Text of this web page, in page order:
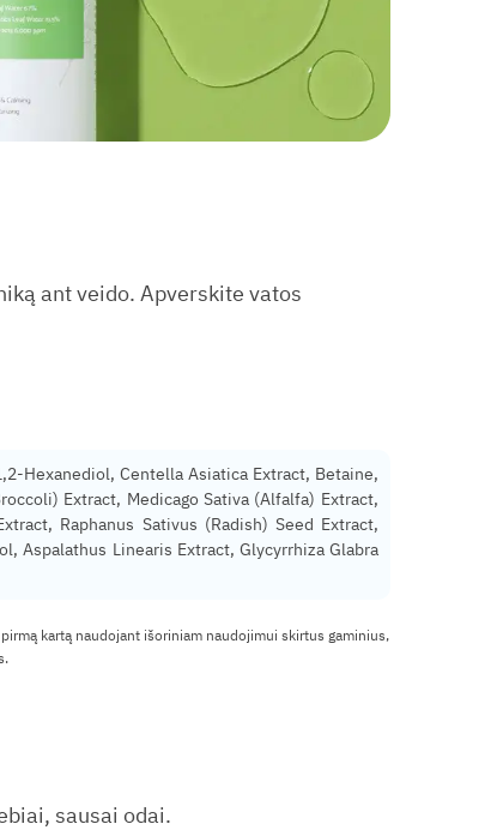
ant veido. Apverskite vatos
Hexanediol, Centella Asiatica Extract, Betaine,
Extract, Medicago Sativa (Alfalfa) Extract,
Raphanus Sativus (Radish) Seed Extract,
Aspalathus Linearis Extract, Glycyrrhiza Glabra
kartą naudojant išoriniam naudojimui skirtus gaminius,
sausai odai.